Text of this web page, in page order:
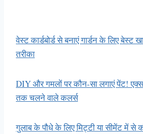
वेस्ट कार्डबोर्ड से बनाएं गार्डन के लिए बेस्ट
तरीका
DIY और गमलाें पर कौन-सा लगाएं पेंट!
तक चलने वाले कलर्स
गुलाब के पौधे के लिए मिट्टी या सीमेंट में से